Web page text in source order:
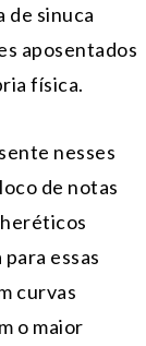
de sinuca
aposentados
física.
nesses
de notas
essas
curvas
o maior